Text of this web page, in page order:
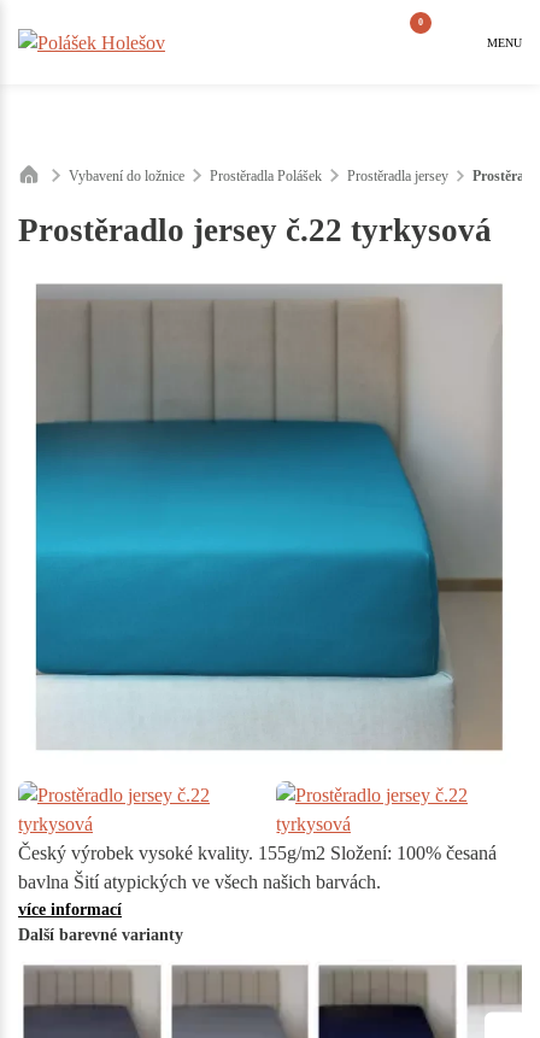
0
MENU
Vybavení do ložnice Prostěradla Polášek Prostěradla jersey
Prostěradlo jersey č.22 tyrkysová
Český výrobek vysoké kvality. 155g/m2 Složení: 100% česaná
bavlna Šití atypických ve všech našich barvách.
více informací
Další barevné varianty